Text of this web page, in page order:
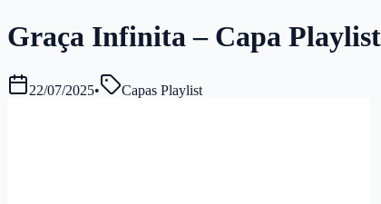
Graça Infinita – Capa
22/07/2025• Capas Playlist